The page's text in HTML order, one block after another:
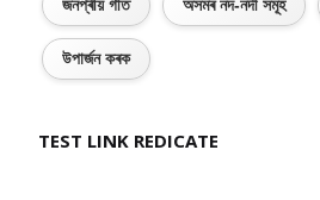
জনপ্ৰীয় গীত অসমৰ নদ-নদী সমূহ
উপাৰ্জন কৰক
TEST LINK REDICATE